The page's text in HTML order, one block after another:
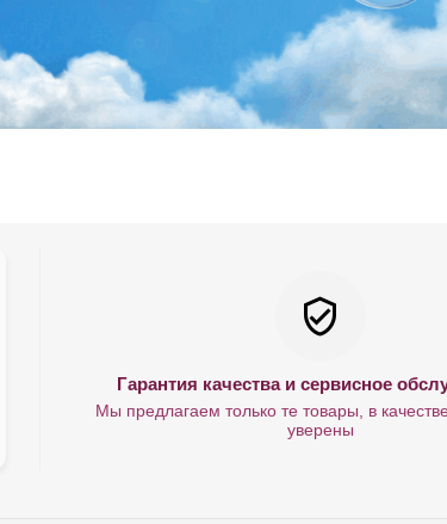
Гарантия качества и сервисное
Мы предлагаем только те товары, в
уверены